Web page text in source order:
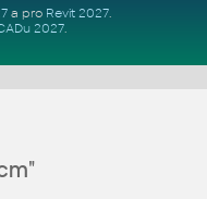
a pro Revit 2027.
2027.